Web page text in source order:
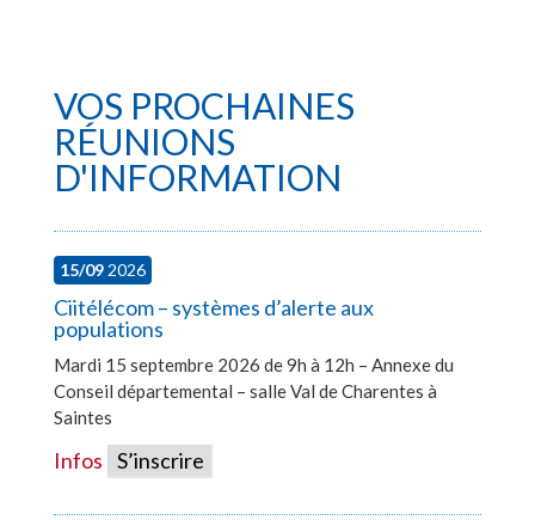
VOS PROCHAINES
RÉUNIONS
D'INFORMATION
15/092026
Ciitélécom – systèmes d’alerte aux
populations
Mardi 15 septembre 2026 de 9h à 12h – Annexe du
Conseil départemental – salle Val de Charentes à
Saintes
Infos S’inscrire